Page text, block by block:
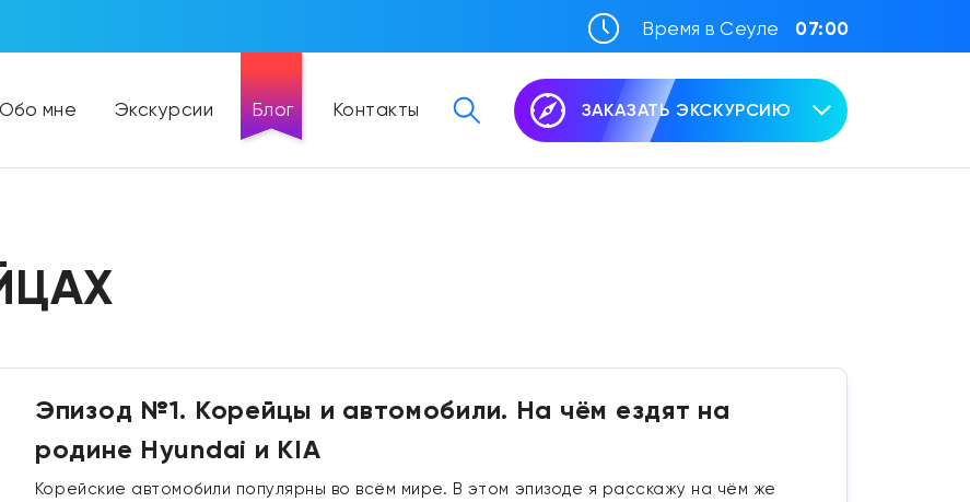
Время в Сеуле 07:00
Обо мне Экскурсии Блог Контакты ЗАКАЗАТЬ ЭКСКУРСИЮ
Эпизод №1. Корейцы и автомобили. На чём ездят на
родине Hyundai и KIA
Корейские автомобили популярны во всём мире. В этом эпизоде я расскажу на чём же